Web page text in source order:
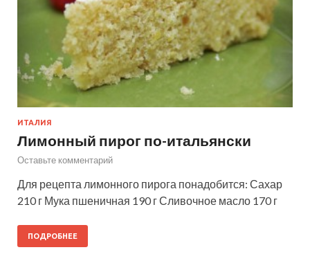
ИТАЛИЯ
Лимонный пирог по-итальянски
Оставьте комментарий
Для рецепта лимонного пирога понадобится: Сахар
210 г Мука пшеничная 190 г Сливочное масло 170 г
ПОДРОБНЕЕ